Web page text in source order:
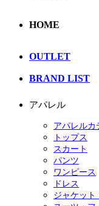
HOME
OUTLET
BRAND LIST
アパレル
アパレルカ
トップス
スカート
パンツ
ワンピース
ドレス
ジャケット